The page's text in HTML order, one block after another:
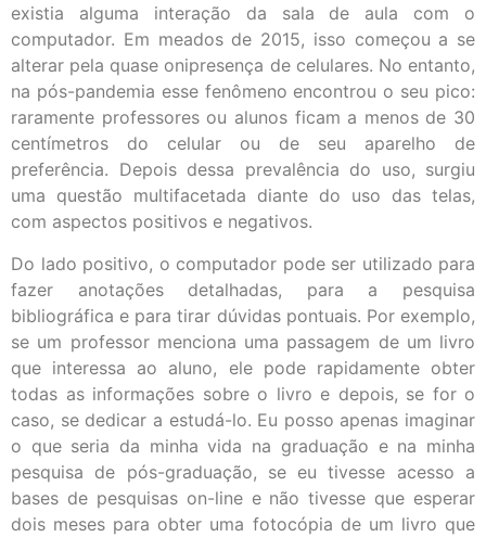
existia alguma interação da sala de aula com o
computador. Em meados de 2015, isso começou a se
alterar pela quase onipresença de celulares. No entanto,
na pós-pandemia esse fenômeno encontrou o seu pico:
raramente professores ou alunos ficam a menos de 30
centímetros do celular ou de seu aparelho de
preferência. Depois dessa prevalência do uso, surgiu
uma questão multifacetada diante do uso das telas,
com aspectos positivos e negativos.
Do lado positivo, o computador pode ser utilizado para
fazer anotações detalhadas, para a pesquisa
bibliográfica e para tirar dúvidas pontuais. Por exemplo,
se um professor menciona uma passagem de um livro
que interessa ao aluno, ele pode rapidamente obter
todas as informações sobre o livro e depois, se for o
caso, se dedicar a estudá-lo. Eu posso apenas imaginar
o que seria da minha vida na graduação e na minha
pesquisa de pós-graduação, se eu tivesse acesso a
bases de pesquisas on-line e não tivesse que esperar
dois meses para obter uma fotocópia de um livro que